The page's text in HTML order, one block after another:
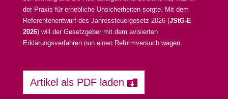
der Praxis für erhebliche Unsicherheiten sorgte. Mit dem
Referentenentwurf des Jahressteuergesetz 2026 (JStG-E
2026) will der Gesetzgeber mit dem avisierten
Erklärungsverfahren nun einen Reformversuch wagen.
Artikel als PDF laden